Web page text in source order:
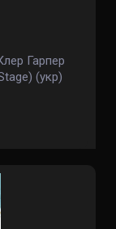
Гарпер
(укр)